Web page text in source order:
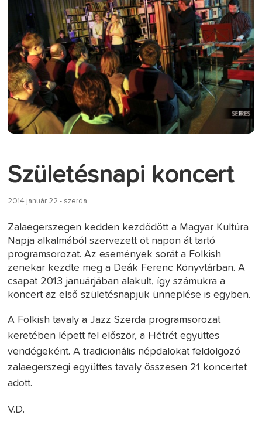
Születésnapi koncert
2014 január 22 - szerda
Zalaegerszegen kedden kezdődött a Magyar Kultúra
Napja alkalmából szervezett öt napon át tartó
programsorozat. Az események sorát a Folkish
zenekar kezdte meg a Deák Ferenc Könyvtárban. A
csapat 2013 januárjában alakult, így számukra a
koncert az első születésnapjuk ünneplése is egyben.
A Folkish tavaly a Jazz Szerda programsorozat
keretében lépett fel először, a Hétrét együttes
vendégeként. A tradicionális népdalokat feldolgozó
zalaegerszegi együttes tavaly összesen 21 koncertet
adott.
V.D.